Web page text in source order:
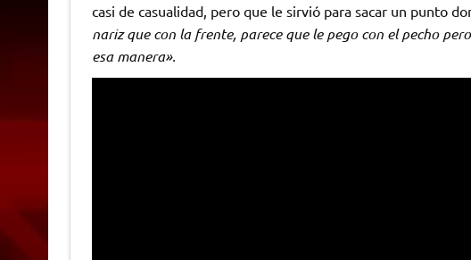
casi de casualidad, pero que le sirvió para sacar un punto
nariz que con la frente, parece que le pego con el pecho
esa manera».